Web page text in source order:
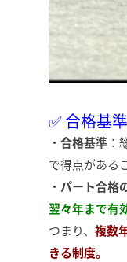
✅ 合格基
・ 合格基準：
で得点がある
・ パート合格
翌々年まで有
つまり、 複数
きる制度。